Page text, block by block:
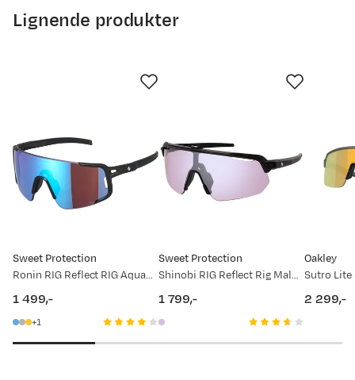
Lignende produkter
Sweet Protection
Ronin RIG Reflect RIG Aquamarine/Matte Crystal Black
price
1 499,-
1
Sweet Protection
Shinobi RIG Reflect Rig Malaia/Matte Crystal Black Camo
price
1 799,-
Oakley
2 299,-